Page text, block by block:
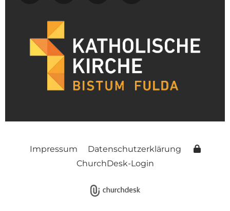
Impressum
Datenschutzerklärung
ChurchDesk-Login